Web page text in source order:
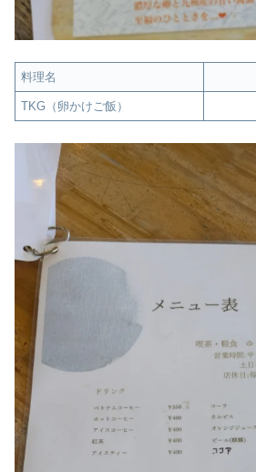
料理名
TKG（卵かけご飯）